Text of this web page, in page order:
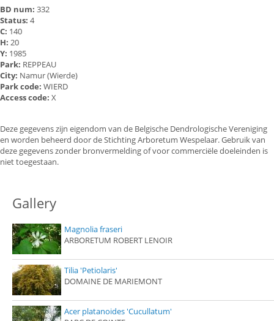
BD num: 332
Status: 4
C: 140
H: 20
Y: 1985
Park: REPPEAU
City: Namur (Wierde)
Park code: WIERD
Access code: X
Deze gegevens zijn eigendom van de Belgische Dendrologische Vereniging
en worden beheerd door de Stichting Arboretum Wespelaar. Gebruik van
deze gegevens zonder bronvermelding of voor commerciële doeleinden is
niet toegestaan.
Gallery
Magnolia fraseri
ARBORETUM ROBERT LENOIR
Tilia 'Petiolaris'
DOMAINE DE MARIEMONT
Acer platanoides 'Cucullatum'